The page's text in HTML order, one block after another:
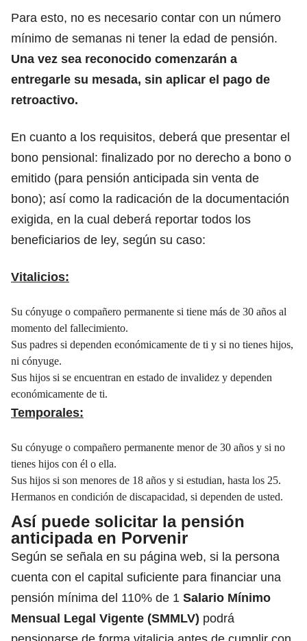
Para esto, no es necesario contar con un número
mínimo de semanas ni tener la edad de pensión.
Una vez sea reconocido comenzarán a
entregarle su mesada, sin aplicar el pago de
retroactivo.
En cuanto a los requisitos, deberá que presentar el
bono pensional: finalizado por no derecho a bono o
emitido (para pensión anticipada sin venta de
bono); así como la radicación de la documentación
exigida, en la cual deberá reportar todos los
beneficiarios de ley, según su caso:
Vitalicios:
Su cónyuge o compañero permanente si tiene más de 30 años al
momento del fallecimiento.
Sus padres si dependen económicamente de ti y si no tienes hijos,
ni cónyuge.
Sus hijos si se encuentran en estado de invalidez y dependen
económicamente de ti.
Temporales:
Su cónyuge o compañero permanente menor de 30 años y si no
tienes hijos con él o ella.
Sus hijos si son menores de 18 años y si estudian, hasta los 25.
Hermanos en condición de discapacidad, si dependen de usted.
Así puede solicitar la pensión
anticipada en Porvenir
Según se señala en su página web, si la persona
cuenta con el capital suficiente para financiar una
pensión mínima del 110% de 1 Salario Mínimo
Mensual Legal Vigente (SMMLV) podrá